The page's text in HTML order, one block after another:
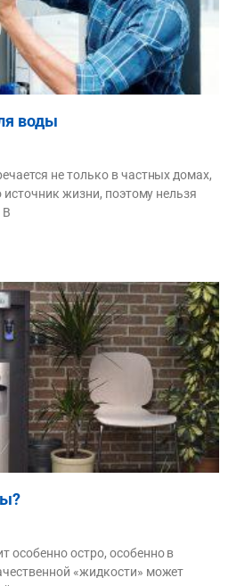
воды
не только в частных домах,
источник жизни, поэтому нельзя
В
особенно остро, особенно в
«жидкости» может